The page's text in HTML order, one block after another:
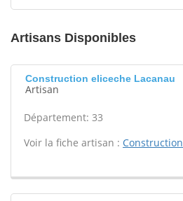
Artisans Disponibles
Construction eliceche Lacanau
Artisan
Département: 33
Voir la fiche artisan :